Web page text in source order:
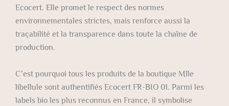
Ecocert. Elle promet le respect des normes
environnementales strictes, mais renforce aussi la
traçabilité et la transparence dans toute la chaîne de
production.
C’est pourquoi tous les produits de la boutique Mlle
libellule sont authentifiés Ecocert FR-BIO 01. Parmi les
labels bio les plus reconnus en France, il symbolise